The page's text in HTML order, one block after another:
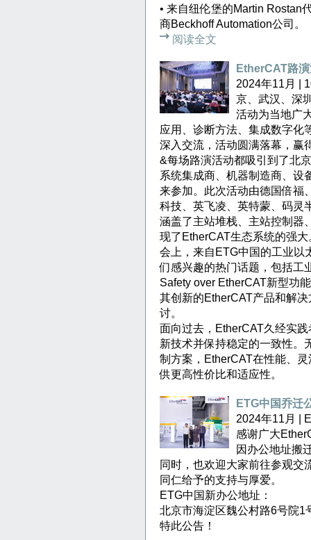
• 来自纽伦堡的Martin Rostan
商Beckhoff Automation公司。
阅读全文
EtherCAT路
2024年11月 |
京、武汉、深
活动为当地广
应用、诊断方法、集成数字化
深入交流，活动圆满落幕，赢
&每场路演活动都吸引到了北
系统集成商、机器制造商、设
来参加。此次活动由德国倍福
科技、英飞凌、英特蒙、码灵
涵盖了主站堆栈、主站控制器
现了EtherCAT生态系统的强大
会上，来自ETG中国的工业以
们感兴趣的热门话题，包括工
Safety over EtherCAT新型功
其创新的EtherCAT产品和解
讨。
面向过去，EtherCAT久经实
新技术并保持稳定的一致性。
制方案，EtherCAT在性能、
供更高性价比和适应性。
ETG中国乔迁
2024年11月 |
感谢广大
因办公地址搬
同时，也欢迎大家前往参观交
同仁给予的支持与厚爱。
ETG中国新办公地址：
北京市海淀区魏公村路6号院1
特此公告！